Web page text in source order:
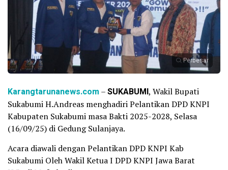
Perbesar
Karangtarunanews.com –SUKABUMI, Wakil Bupati
Sukabumi H.Andreas menghadiri Pelantikan DPD KNPI
Kabupaten Sukabumi masa Bakti 2025-2028, Selasa
(16/09/25) di Gedung Sulanjaya.
Acara diawali dengan Pelantikan DPD KNPI Kab
Sukabumi Oleh Wakil Ketua I DPD KNPI Jawa Barat